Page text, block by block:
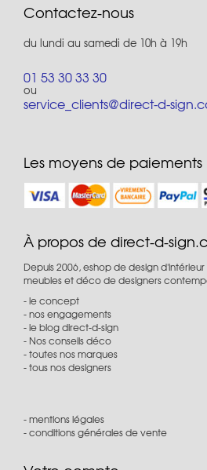
Contactez-nous
du lundi au samedi de 10h à 19h
01 53 30 33 30
ou
service_clients@direct-d-
Les moyens de paiements
À propos de direct-d-
Depuis 2006, eshop de design d'intérieur
meubles et déco de designers
le concept
nos engagements
le blog direct-d-sign
Nos conseils déco
toutes nos marques
tous nos designers
mentions légales
conditions générales de vente